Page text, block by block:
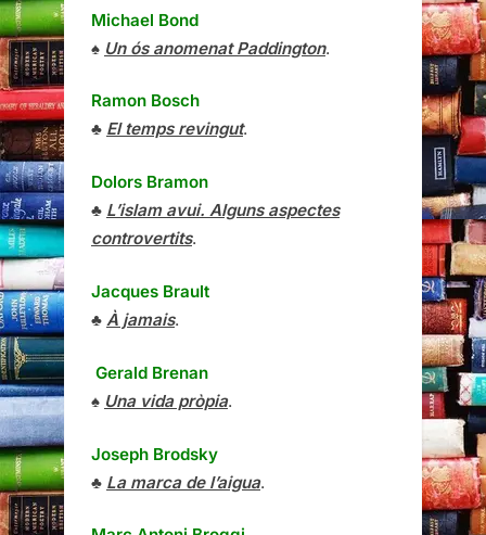
Michael Bond
♠ Un ós anomenat Paddington.
Ramon Bosch
♣ El temps revingut.
Dolors Bramon
♣ L’islam avui. Alguns aspectes
controvertits.
Jacques Brault
♣ À jamais.
Gerald Brenan
♠ Una vida pròpia.
Joseph Brodsky
♣ La marca de l’aigua.